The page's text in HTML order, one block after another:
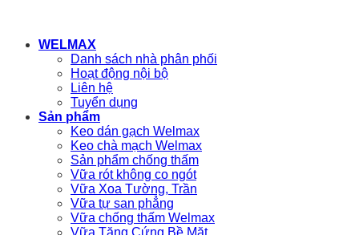
WELMAX
Danh sách nhà phân phối
Hoạt động nội bộ
Liên hệ
Tuyển dụng
Sản phẩm
Keo dán gạch Welmax
Keo chà mạch Welmax
Sản phẩm chống thấm
Vữa rót không co ngót
Vữa Xoa Tường, Trần
Vữa tự san phẳng
Vữa chống thấm Welmax